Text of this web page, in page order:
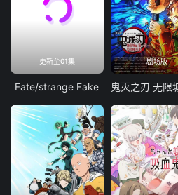
更新至01集
Fate/strange Fake
剧场版